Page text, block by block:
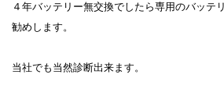
４年バッテリー無交換でしたら専用のバッテ
勧めします。
当社でも当然診断出来ます。